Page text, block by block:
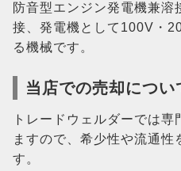
防音型エンジン発電機兼溶
接、発電機として100V・
る機械です。
当店での売却につい
トレードウェルダーでは専
ますので、希少性や流通性
す。